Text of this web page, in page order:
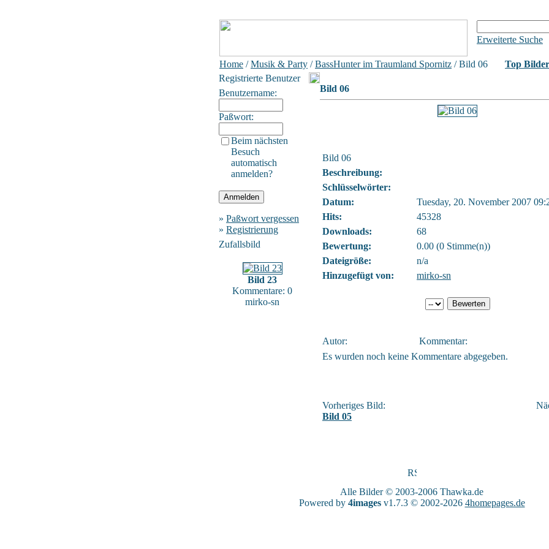
Erweiterte Suche
Home /Musik & Party /BassHunter im Traumland Spornitz / Bild 06 Top Bilder
Registrierte Benutzer
Benutzername:
Paßwort:
Beim nächsten
Besuch
automatisch
anmelden?
» Paßwort vergessen
» Registrierung
Zufallsbild
Bild 23
Kommentare: 0
mirko-sn
Bild 06
Bild 06
Beschreibung:
Schlüsselwörter:
Datum:
Tuesday, 20. November 2007
Hits:
45328
Downloads:
68
Bewertung:
0.00 (0 Stimme(n))
Dateigröße:
n/a
Hinzugefügt von:
mirko-sn
Autor:
Kommentar:
Es wurden noch keine Kommentare abgegeben.
Vorheriges Bild:
Bild 05
Alle Bilder © 2003-2006 Thawka.de
Powered by 4imagesv1.7.3 © 2002-2026 4homepages.de